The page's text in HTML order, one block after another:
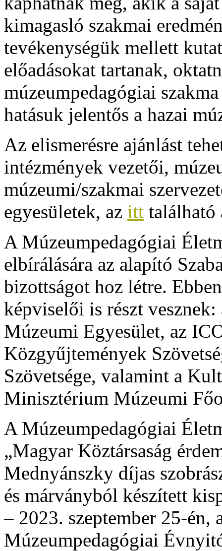
kimagasló szakmai
tevékenységük mellett
előadásokat tartanak,
múzeumpedagógiai
hatásuk jelentős a hazai
Az elismerésre ajánlást
intézmények vezetői,
múzeumi/szakmai
egyesületek, az itt található
A Múzeumpedagógiai
elbírálására az alapító
bizottságot hoz létre.
képviselői is részt
Múzeumi Egyesület, az
Közgyűjtemények
Szövetsége, valamint a
Minisztérium Múzeumi
A Múzeumpedagógiai
„Magyar Köztársaság
Mednyánszky díjas
és márványból készített
– 2023. szeptember 25-én,
Múzeumpedagógiai